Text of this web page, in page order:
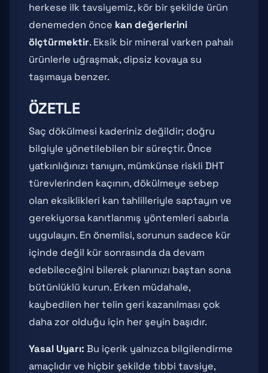
herkese ilk tavsiyemiz, kör bir şekilde ürün
denemeden önce kan değerlerini
ölçtürmektir. Eksik bir mineral varken pahalı
ürünlerle uğraşmak, dipsiz kovaya su
taşımaya benzer.
ÖZETLE
Saç dökülmesi kaderiniz değildir; doğru
bilgiyle yönetilebilen bir süreçtir. Önce
yatkınlığınızı tanıyın, mümkünse riskli DHT
türevlerinden kaçının, dökülmeye sebep
olan eksiklikleri kan tahlilleriyle saptayın ve
gerekiyorsa kanıtlanmış yöntemleri sabırla
uygulayın. En önemlisi, sorunun sadece kür
içinde değil kür sonrasında da devam
edebileceğini bilerek planınızı baştan sona
bütünlüklü kurun. Erken müdahale,
kaybedilen her telin geri kazanılması çok
daha zor olduğu için her şeyin başıdır.
Yasal Uyarı: Bu içerik yalnızca bilgilendirme
amaçlıdır ve hiçbir şekilde tıbbi tavsiye,